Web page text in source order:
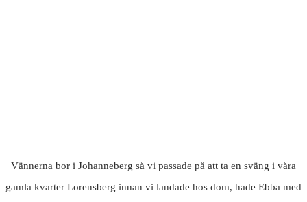
Vännerna bor i Johanneberg så vi passade på att ta en sväng i våra
gamla kvarter Lorensberg innan vi landade hos dom, hade Ebba med